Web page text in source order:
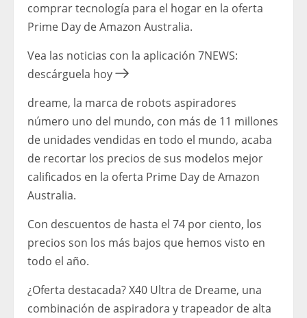
comprar tecnología para el hogar en la oferta
Prime Day de Amazon Australia.
Vea las noticias con la aplicación 7NEWS:
descárguela hoy
dreame, la marca de robots aspiradores
número uno del mundo, con más de 11 millones
de unidades vendidas en todo el mundo, acaba
de recortar los precios de sus modelos mejor
calificados en la oferta Prime Day de Amazon
Australia.
Con descuentos de hasta el 74 por ciento, los
precios son los más bajos que hemos visto en
todo el año.
¿Oferta destacada? X40 Ultra de Dreame, una
combinación de aspiradora y trapeador de alta